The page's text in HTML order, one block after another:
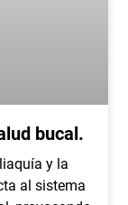
bucal.
y la
al sistema